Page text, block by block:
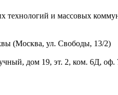
технологий и массовых
(Москва, ул. Свободы, 13/2)
дом 19, эт. 2, ком. 6Д, оф.